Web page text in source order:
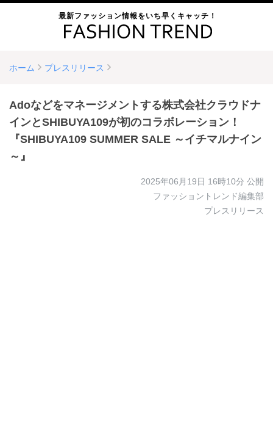
最新ファッション情報をいち早くキャッチ！
ホーム プレスリリース
Adoなどをマネージメントする株式会社クラウドナ
インとSHIBUYA109が初のコラボレーション！
『SHIBUYA109 SUMMER SALE ～イチマルナイン
～』
2025年06月19日 16時10分 公開
ファッショントレンド編集部
プレスリリース